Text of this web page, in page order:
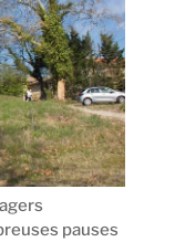
pauses